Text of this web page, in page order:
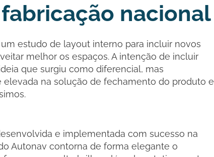
nacional
estudo de layout interno para incluir novos
melhor os espaços. A intenção de incluir
que surgiu como diferencial, mas
na solução de fechamento do produto e
e implementada com sucesso na
Autonav contorna de forma elegante o